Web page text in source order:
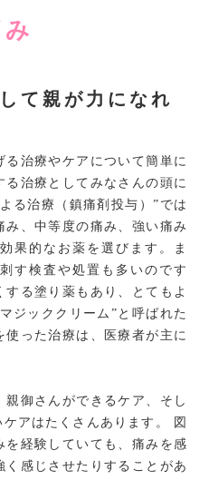
て親が力になれ
治療やケアについて簡単に
治療としてみなさんの頭に
る治療（鎮痛剤投与）”では
、中等度の痛み、強い痛み
果的なお薬を選びます。ま
す検査や処置も多いのです
る塗り薬もあり、とてもよ
ジッククリーム”と呼ばれた
使った治療は、医療者が主に
御さんができるケア、そし
アはたくさんあります。 図
を経験していても、痛みを感
く感じさせたりすることがあ